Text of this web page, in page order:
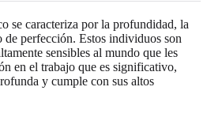
se caracteriza por la profundidad, la
perfección. Estos individuos son
sensibles al mundo que les
en el trabajo que es significativo,
y cumple con sus altos